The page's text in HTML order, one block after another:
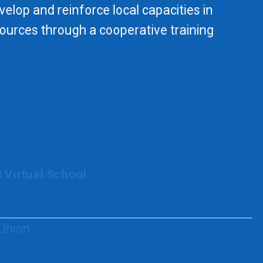
and reinforce local capacities in
through a cooperative training